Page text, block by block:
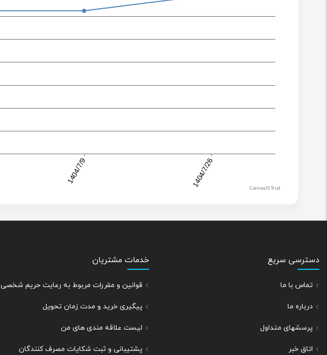
دسترسی سریع
تماس با ما
درباره ما
پرسشهای متداول
اتاق خبر
خدمات مشتریان
قوانین و مقررات مربوط به رعایت حریم شخصی
پیگیری خرید و مدت زمان تحویل
لیست علاقه مندی های من
پشتیبانی و ثبت شکایات مصرف کنندگان